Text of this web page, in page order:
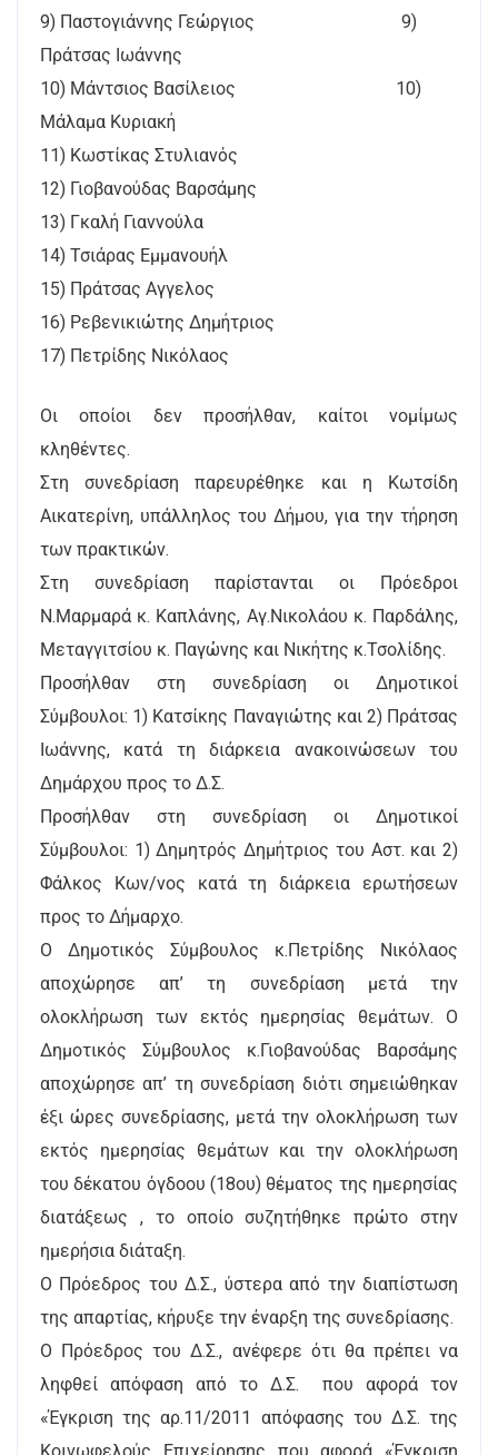
9) Παστογιάννης Γεώργιος 9)
Πράτσας Ιωάννης
10) Μάντσιος Βασίλειος 10)
Μάλαμα Κυριακή
11) Κωστίκας Στυλιανός
12) Γιοβανούδας Βαρσάμης
13) Γκαλή Γιαννούλα
14) Τσιάρας Εμμανουήλ
15) Πράτσας Αγγελος
16) Ρεβενικιώτης Δημήτριος
17) Πετρίδης Νικόλαος
Οι οποίοι δεν προσήλθαν, καίτοι νομίμως
κληθέντες.
Στη συνεδρίαση παρευρέθηκε και η Κωτσίδη
Αικατερίνη, υπάλληλος του Δήμου, για την τήρηση
των πρακτικών.
Στη συνεδρίαση παρίστανται οι Πρόεδροι
Ν.Μαρμαρά κ. Καπλάνης, Αγ.Νικολάου κ. Παρδάλης,
Μεταγγιτσίου κ. Παγώνης και Νικήτης κ.Τσολίδης.
Προσήλθαν στη συνεδρίαση οι Δημοτικοί
Σύμβουλοι: 1) Κατσίκης Παναγιώτης και 2) Πράτσας
Ιωάννης, κατά τη διάρκεια ανακοινώσεων του
Δημάρχου προς το Δ.Σ.
Προσήλθαν στη συνεδρίαση οι Δημοτικοί
Σύμβουλοι: 1) Δημητρός Δημήτριος του Αστ. και 2)
Φάλκος Κων/νος κατά τη διάρκεια ερωτήσεων
προς το Δήμαρχο.
Ο Δημοτικός Σύμβουλος κ.Πετρίδης Νικόλαος
αποχώρησε απ’ τη συνεδρίαση μετά την
ολοκλήρωση των εκτός ημερησίας θεμάτων. Ο
Δημοτικός Σύμβουλος κ.Γιοβανούδας Βαρσάμης
αποχώρησε απ’ τη συνεδρίαση διότι σημειώθηκαν
έξι ώρες συνεδρίασης, μετά την ολοκλήρωση των
εκτός ημερησίας θεμάτων και την ολοκλήρωση
του δέκατου όγδοου (18ου) θέματος της ημερησίας
διατάξεως , το οποίο συζητήθηκε πρώτο στην
ημερήσια διάταξη.
Ο Πρόεδρος του Δ.Σ., ύστερα από την διαπίστωση
της απαρτίας, κήρυξε την έναρξη της συνεδρίασης.
Ο Πρόεδρος του Δ.Σ., ανέφερε ότι θα πρέπει να
ληφθεί απόφαση από το Δ.Σ. που αφορά τον
«Έγκριση της αρ.11/2011 απόφασης του Δ.Σ. της